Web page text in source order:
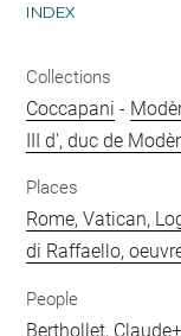
INDEX
Collections
Coccapani -
III d', duc de
Places
Rome, Vatican,
di Raffaello,
People
Berthollet, Claude+